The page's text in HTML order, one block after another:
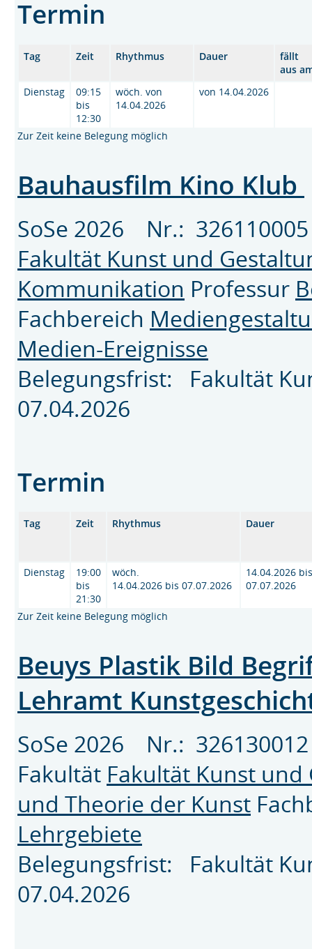
Termin
Tag Zeit Rhythmus Dauer
fällt
aus
Dienstag
09:15
bis
12:30
wöch. von
14.04.2026
von 14.04.2026
Zur Zeit keine Belegung möglich
Bauhausfilm Kino Klub
SoSe 2026 Nr.:
Fakultät Kunst und
Kommunikation Professur
Fachbereich
Medien-Ereignisse
Belegungsfrist: Fakultät
07.04.2026
Termin
Tag Zeit Rhythmus Dauer
Dienstag
19:00
bis
21:30
wöch.
14.04.2026 bis 07.07.2026
14.04.2026 bis
07.07.2026
Zur Zeit keine Belegung möglich
Beuys Plastik Bild
Lehramt
SoSe 2026 Nr.:
Fakultät Fakultät Kunst und
und Theorie der Kunst
Lehrgebiete
Belegungsfrist: Fakultät
07.04.2026